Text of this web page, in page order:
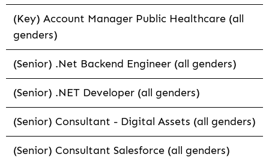
(Key) Account Manager Public Healthcare (all
genders)
(Senior) .Net Backend Engineer (all genders)
(Senior) .NET Developer (all genders)
(Senior) Consultant - Digital Assets (all genders)
(Senior) Consultant Salesforce (all genders)